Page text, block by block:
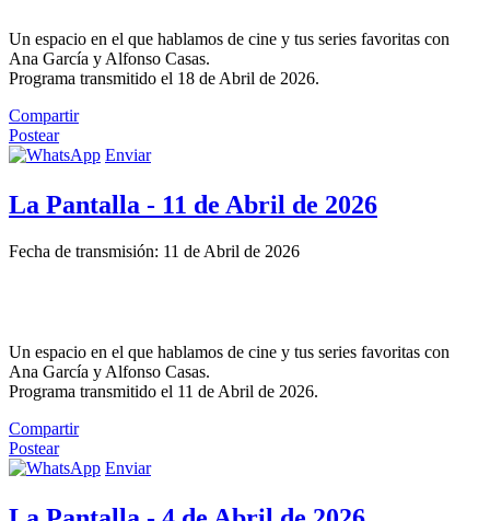
Un espacio en el que hablamos de cine y tus series favoritas con
Ana García y Alfonso Casas.
Programa transmitido el 18 de Abril de 2026.
Compartir
Postear
Enviar
La Pantalla - 11 de Abril de 2026
Fecha de transmisión: 11 de Abril de 2026
Un espacio en el que hablamos de cine y tus series favoritas con
Ana García y Alfonso Casas.
Programa transmitido el 11 de Abril de 2026.
Compartir
Postear
Enviar